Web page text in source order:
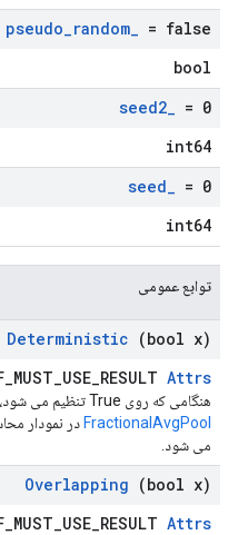
pseudo_random_ = false
bool
seed2_ = 0
int64
seed_ = 0
int64
توابع عمومی
Deterministic (bool x)
Attrs
هنگامی که روی True تنظیم می شود، هنگام تکرار بر روی یک گره
FractionalAvgPool در نمودار
می شود.
Overlapping (bool x)
Attrs